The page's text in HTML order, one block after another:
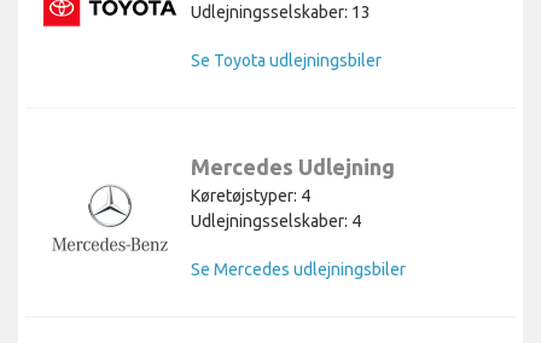
Udlejningsselskaber: 13
Se Toyota udlejningsbiler
Mercedes Udlejning
Køretøjstyper: 4
Udlejningsselskaber: 4
Se Mercedes udlejningsbiler